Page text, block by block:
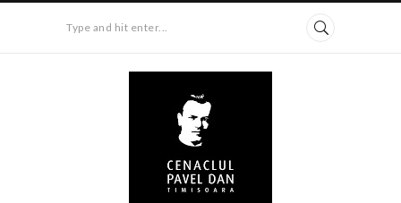
Type and hit enter...